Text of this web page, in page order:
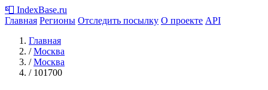
📮 IndexBase.ru
Главная Регионы Отследить посылку О проекте API
Главная
/ Москва
/ Москва
/ 101700